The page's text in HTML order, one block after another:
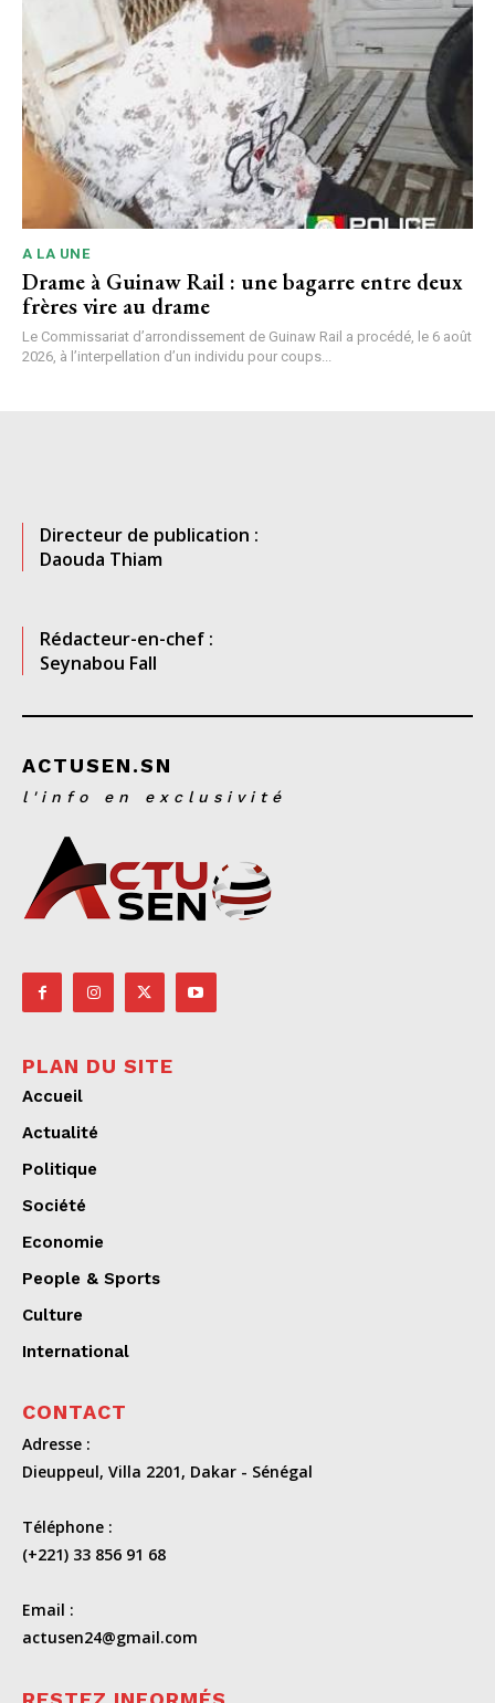
A LA UNE
Drame à Guinaw Rail : une bagarre entre deux
frères vire au drame
Le Commissariat d’arrondissement de Guinaw Rail a procédé, le 6 août
2026, à l’interpellation d’un individu pour coups...
Directeur de publication :
Daouda Thiam
Rédacteur-en-chef :
Seynabou Fall
ACTUSEN.SN
l'info en exclusivité
PLAN DU SITE
Accueil
Actualité
Politique
Société
Economie
People & Sports
Culture
International
CONTACT
Adresse :
Dieuppeul, Villa 2201, Dakar - Sénégal
Téléphone :
(+221) 33 856 91 68
Email :
actusen24@gmail.com